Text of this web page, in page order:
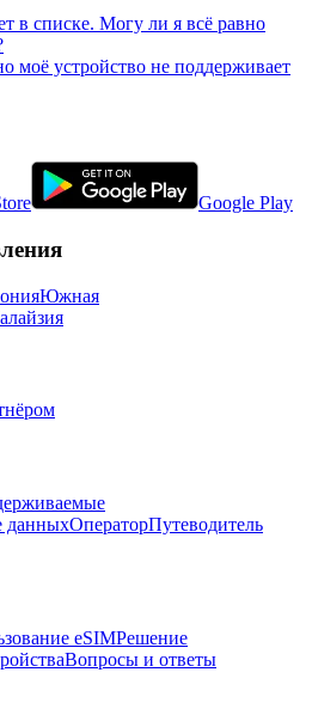
в списке. Могу ли я всё равно
моё устройство не поддерживает
Google Play
Южная
данныхОператорПутеводитель
eSIMРешение
Вопросы и ответы